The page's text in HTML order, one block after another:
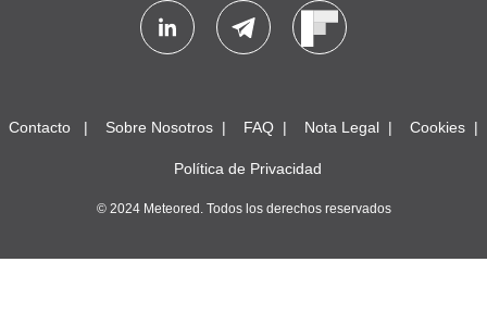
Contacto Sobre Nosotros FAQ Nota Legal Cookies
Política de Privacidad
© 2024 Meteored. Todos los derechos reservados